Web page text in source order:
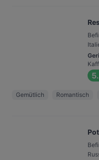
Gemütlich Romantisch